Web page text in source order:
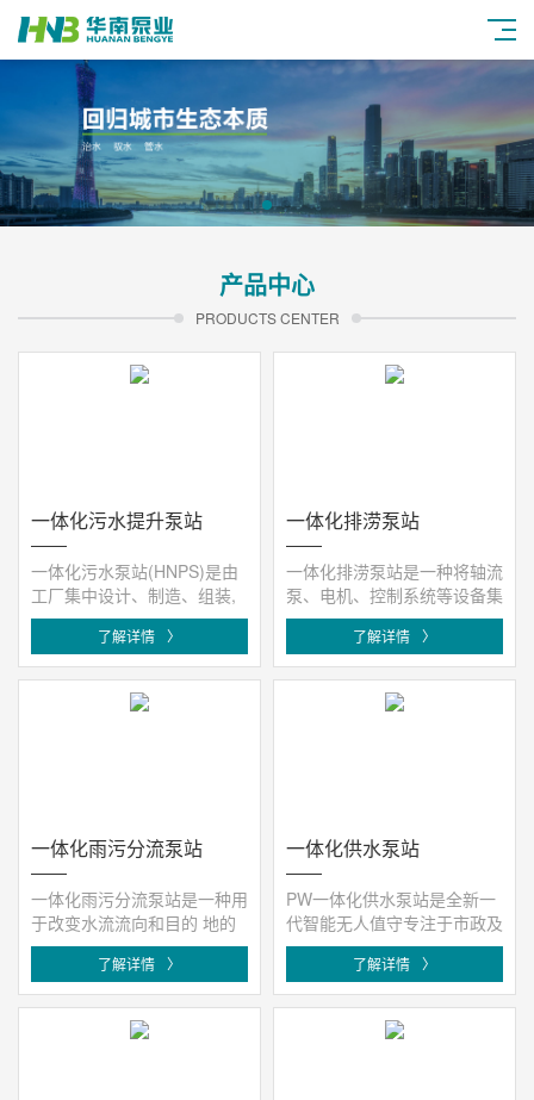
产品中心
PRODUCTS CENTER
一体化污水提升泵站
一体化污水泵站(HNPS)是由
工厂集中设计、制造、组装,
然后运送至现场安装的整套设
了解详情 〉
一体化排涝泵站
一体化排涝泵站是一种将轴流
泵、电机、控制系统等设备集
成在一个整体结构中的泵站。
了解详情 〉
一体化雨污分流泵站
一体化雨污分流泵站是一种用
于改变水流流向和目的 地的
智慧截流设备,设置于合流制
了解详情 〉
一体化供水泵站
PW一体化供水泵站是全新一
代智能无人值守专注于市政及
二次供水的一体化地埋式预制
了解详情 〉